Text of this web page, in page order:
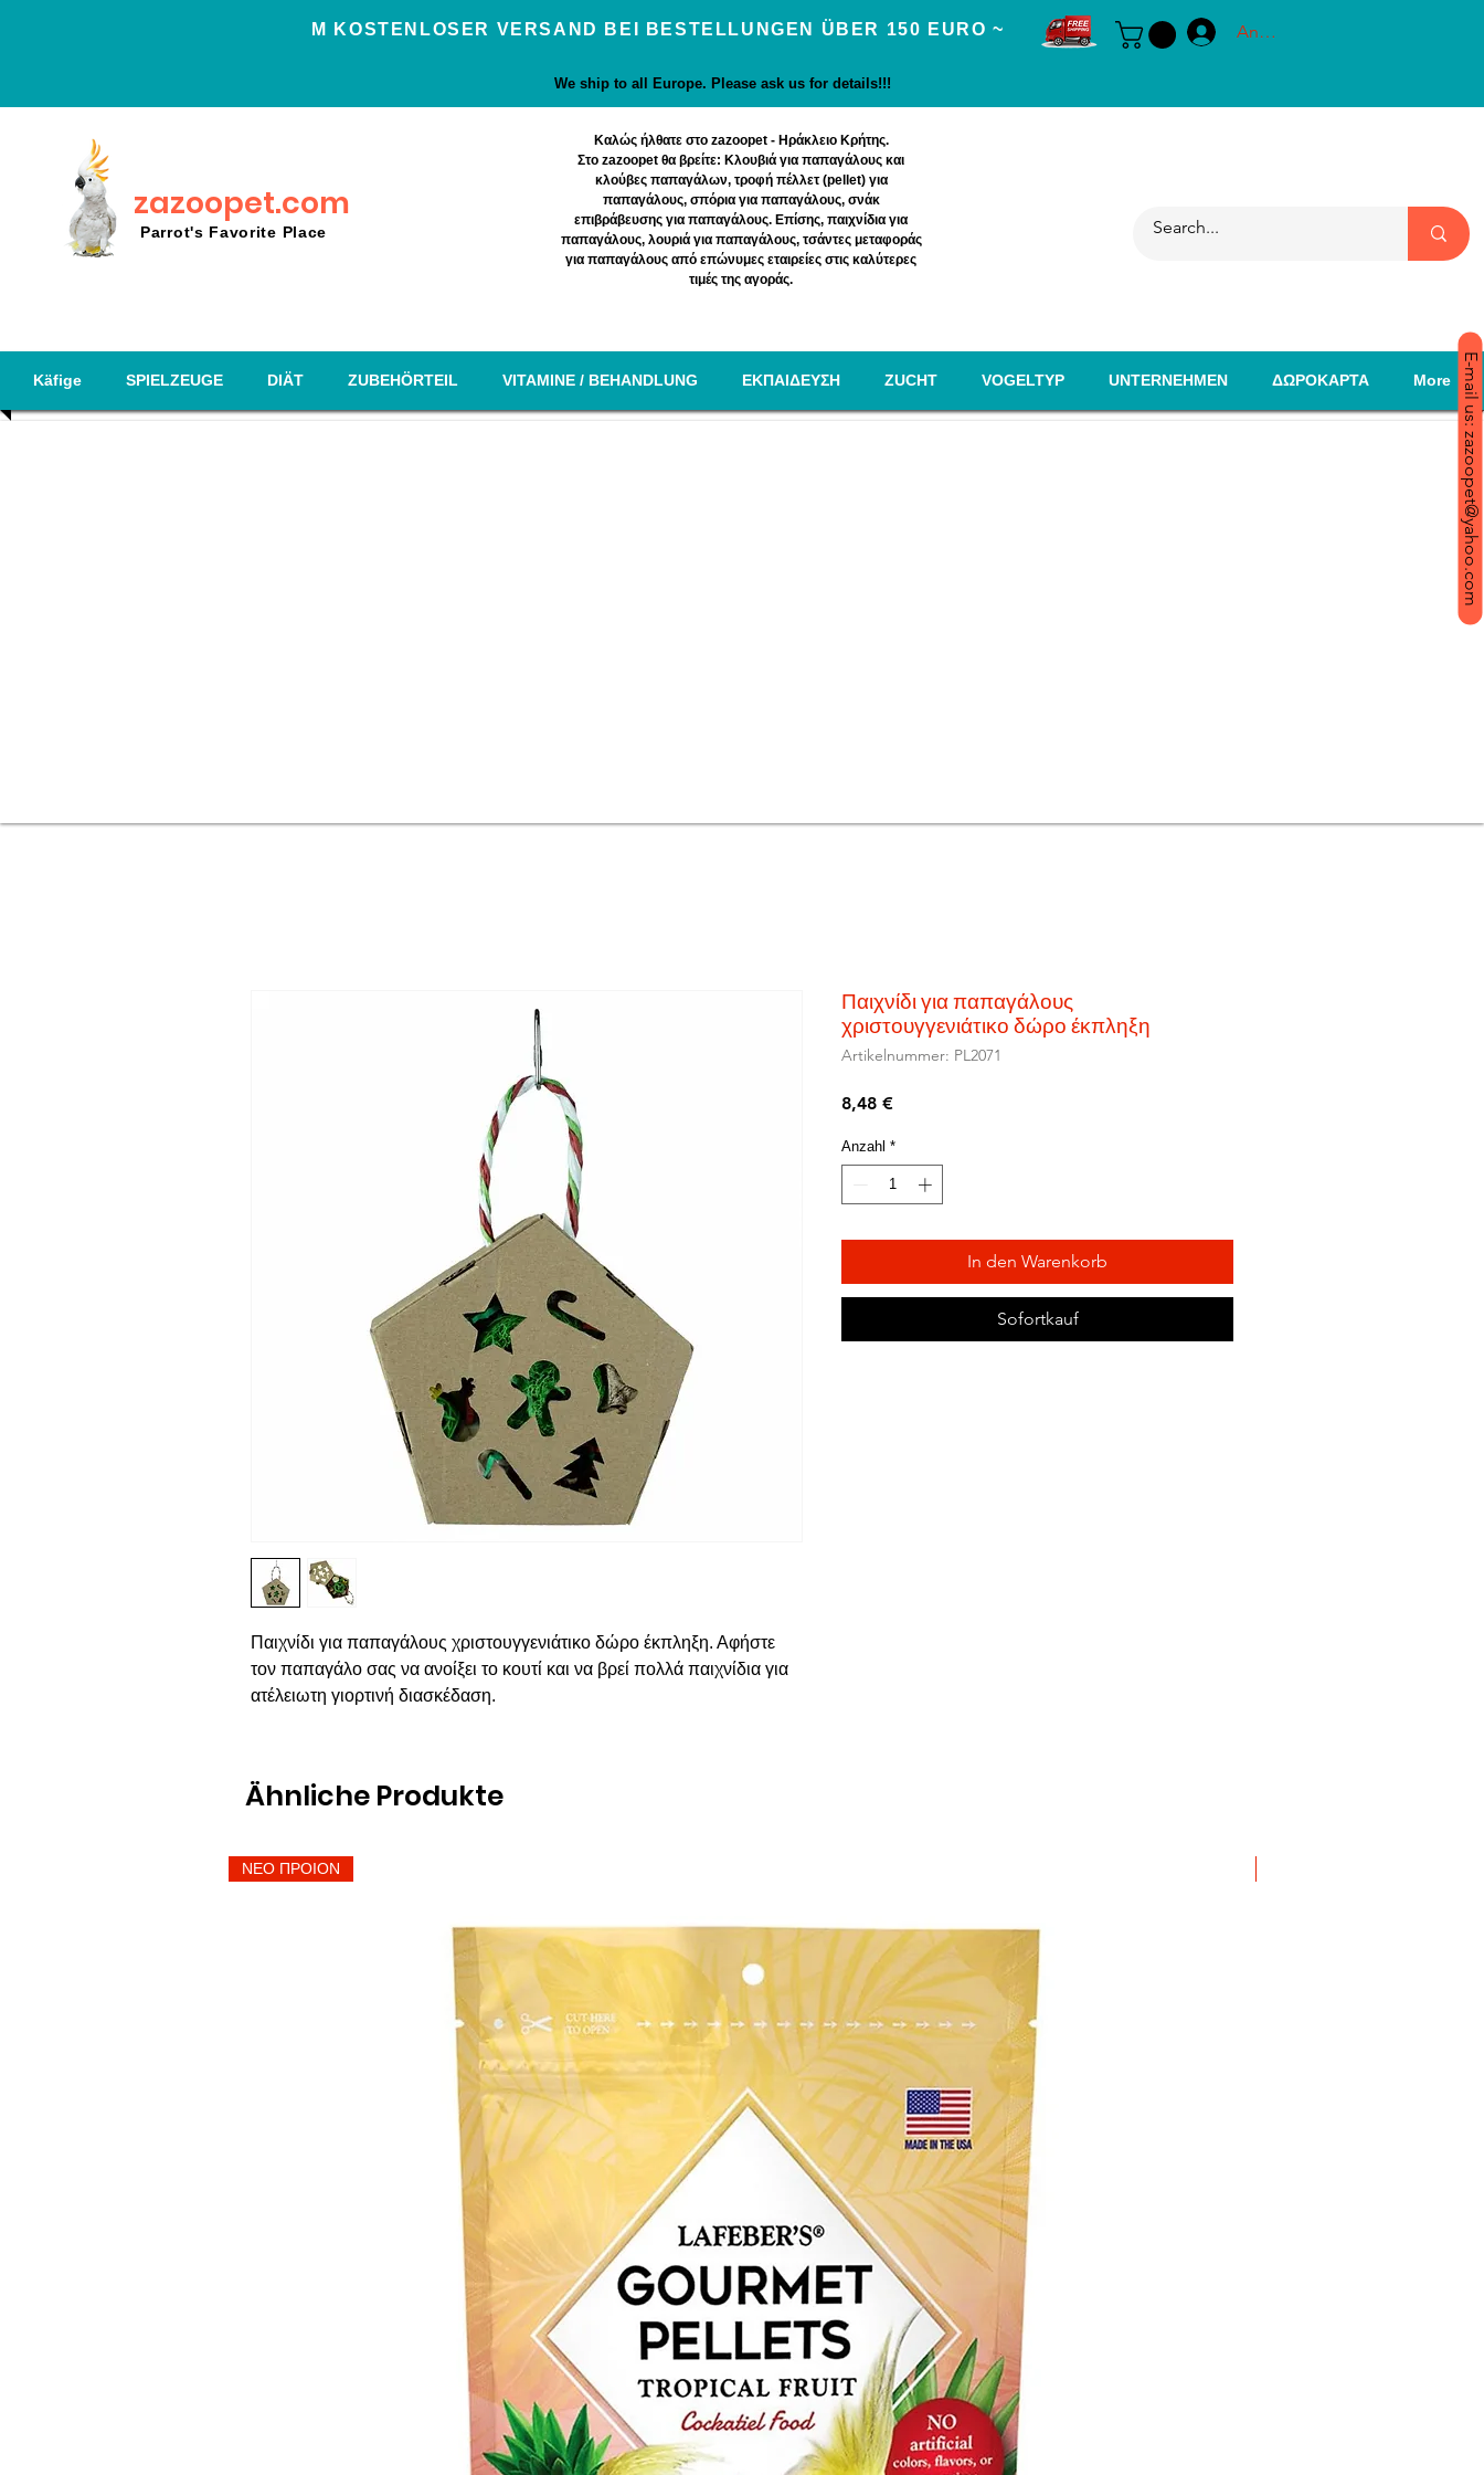
E-mail us: zazoopet@yahoo.com
Μ KOSTENLOSER VERSAND BEI BESTELLUNGEN ÜBER 150 EURO ~ Anmelden
We ship to all Europe. Please ask us for details!!!
zazoopet.com
Parrot's Favorite Place
Καλώς ήλθατε στο zazoopet - Ηράκλειο Κρήτης.
Στο zazoopet θα βρείτε: Κλουβιά για παπαγάλους και
κλούβες παπαγάλων, τροφή πέλλετ (pellet) για
παπαγάλους, σπόρια για παπαγάλους, σνάκ
επιβράβευσης για παπαγάλους. Επίσης, παιχνίδια για
παπαγάλους, λουριά για παπαγάλους, τσάντες μεταφοράς
για παπαγάλους από επώνυμες εταιρείες στις καλύτερες
τιμές της αγοράς.
Käfige SPIELZEUGE DIÄT ZUBEHÖRTEIL VITAMINE / BEHANDLUNG EΚΠΑΙΔΕΥΣΗ ZUCHT VOGELTYP UNTERNEHMEN ΔΩΡΟΚΑΡΤΑ More
Παιχνίδι για παπαγάλους χριστουγγενιάτικο δώρο έκπληξη. Αφήστε
τον παπαγάλο σας να ανοίξει το κουτί και να βρεί πολλά παιχνίδια για
ατέλειωτη γιορτινή διασκέδαση.
Παιχνίδι για παπαγάλους
χριστουγγενιάτικο δώρο έκπληξη
Artikelnummer: PL2071
8,48 €Preis
Anzahl *
In den Warenkorb
Sofortkauf
Ähnliche Produkte
ΝΕΟ ΠΡΟΙΟΝ